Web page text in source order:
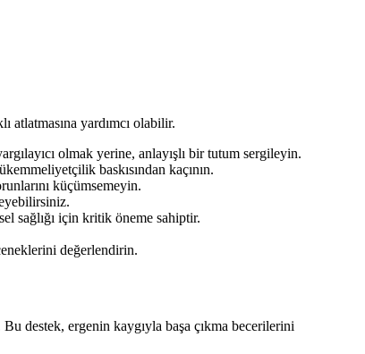
atlatmasına yardımcı olabilir.
olmak yerine, anlayışlı bir tutum sergileyin.
baskısından kaçının.
küçümsemeyin.
sağlığı için kritik öneme sahiptir.
değerlendirin.
destek, ergenin kaygıyla başa çıkma becerilerini